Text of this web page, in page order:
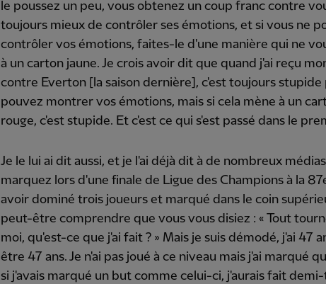
le poussez un peu, vous obtenez un coup franc contre
toujours mieux de contrôler ses émotions, et si vous ne
contrôler vos émotions, faites-le d'une manière qui ne
à un carton jaune. Je crois avoir dit que quand j'ai reçu
contre Everton [la saison dernière], c'est toujours stupide
pouvez montrer vos émotions, mais si cela mène à un
rouge, c'est stupide. Et c'est ce qui s'est passé dans le
Je le lui ai dit aussi, et je l'ai déjà dit à de nombreux
marquez lors d'une finale de Ligue des Champions à la
avoir dominé trois joueurs et marqué dans le coin
peut-être comprendre que vous vous disiez : « Tout
moi, qu'est-ce que j'ai fait ? » Mais je suis démodé, j'ai 47
être 47 ans. Je n'ai pas joué à ce niveau mais j'ai marqué
si j'avais marqué un but comme celui-ci, j'aurais fait